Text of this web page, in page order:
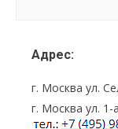
Адрес:
г. Москва ул.
г. Москва ул. 1-